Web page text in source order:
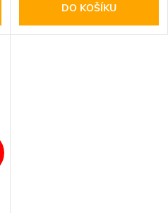
DO KOŠÍKU